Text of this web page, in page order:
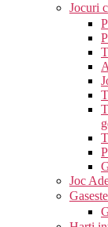
Jocuri
Joc